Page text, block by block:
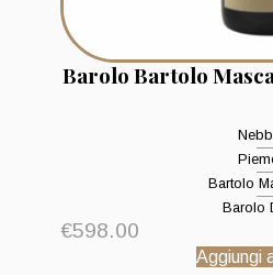
Barolo Bartolo
Bartolo
Barolo
€598.00
Aggiungi